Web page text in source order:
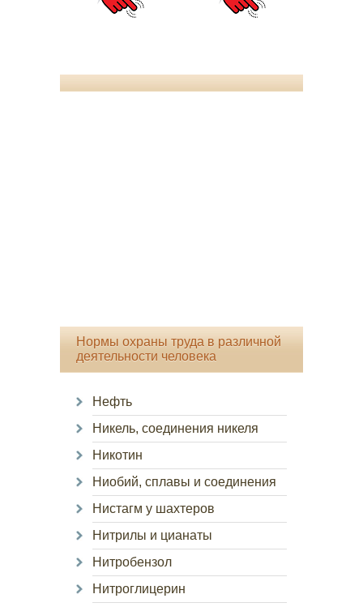
Нормы охраны труда в различной
деятельности человека
Нефть
Никель, соединения никеля
Никотин
Ниобий, сплавы и соединения
Нистагм у шахтеров
Нитрилы и цианаты
Нитробензол
Нитроглицерин